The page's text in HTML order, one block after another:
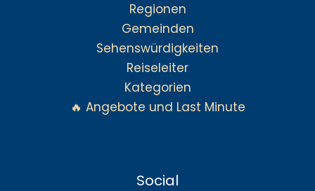
Regionen
Gemeinden
Sehenswürdigkeiten
Reiseleiter
Kategorien
🔥 Angebote und Last Minute
Social